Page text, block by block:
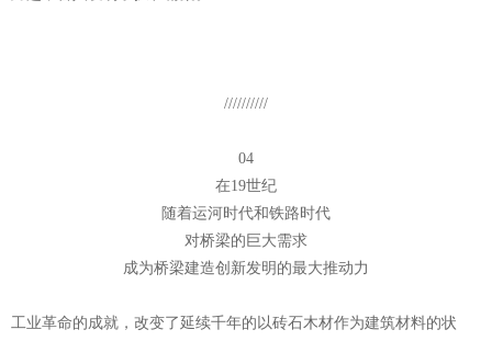
//////////
04
在19世纪
随着运河时代和铁路时代
对桥梁的巨大需求
成为桥梁建造创新发明的最大推动力
工业革命的成就，改变了延续千年的以砖石木材作为建筑材料的状